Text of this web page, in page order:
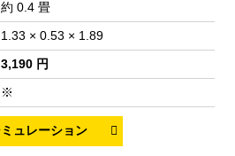
約 0.4 畳
1.33 × 0.53 × 1.89
3,190 円
※